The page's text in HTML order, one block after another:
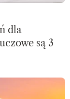
dla
są 3